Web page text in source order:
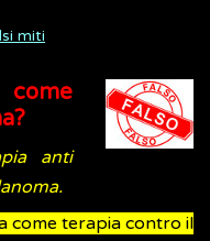
miti
anti
come terapia contro il